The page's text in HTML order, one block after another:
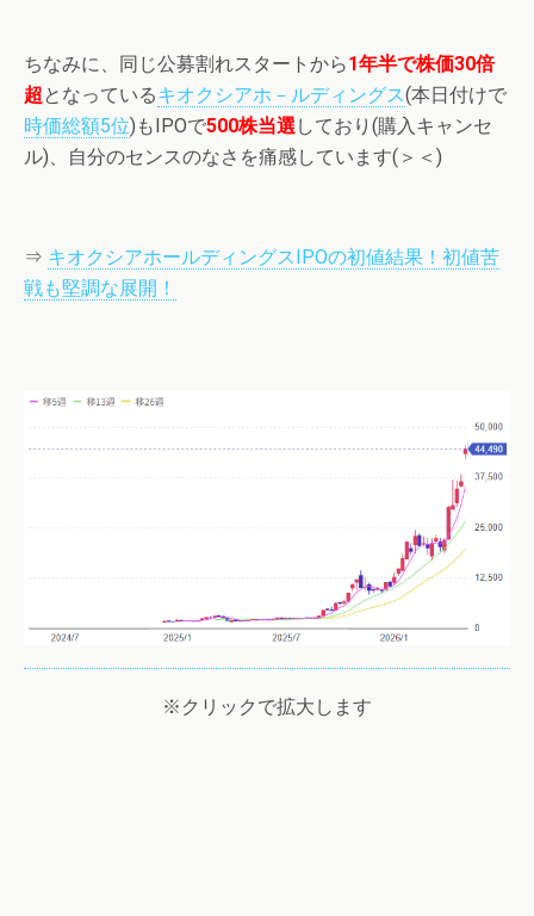
ちなみに、同じ公募割れスタートから1年半で株価30倍
超となっているキオクシアホ－ルディングス(本日付けで
時価総額5位)もIPOで500株当選しており(購入キャンセ
ル)、自分のセンスのなさを痛感しています(＞＜)
⇒ キオクシアホールディングスIPOの初値結果！初値苦
戦も堅調な展開！
※クリックで拡大します